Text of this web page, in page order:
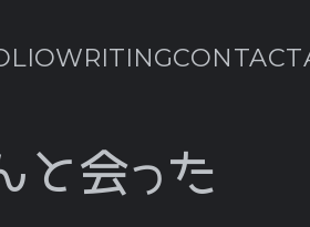
WRITINGCONTACT
と会った